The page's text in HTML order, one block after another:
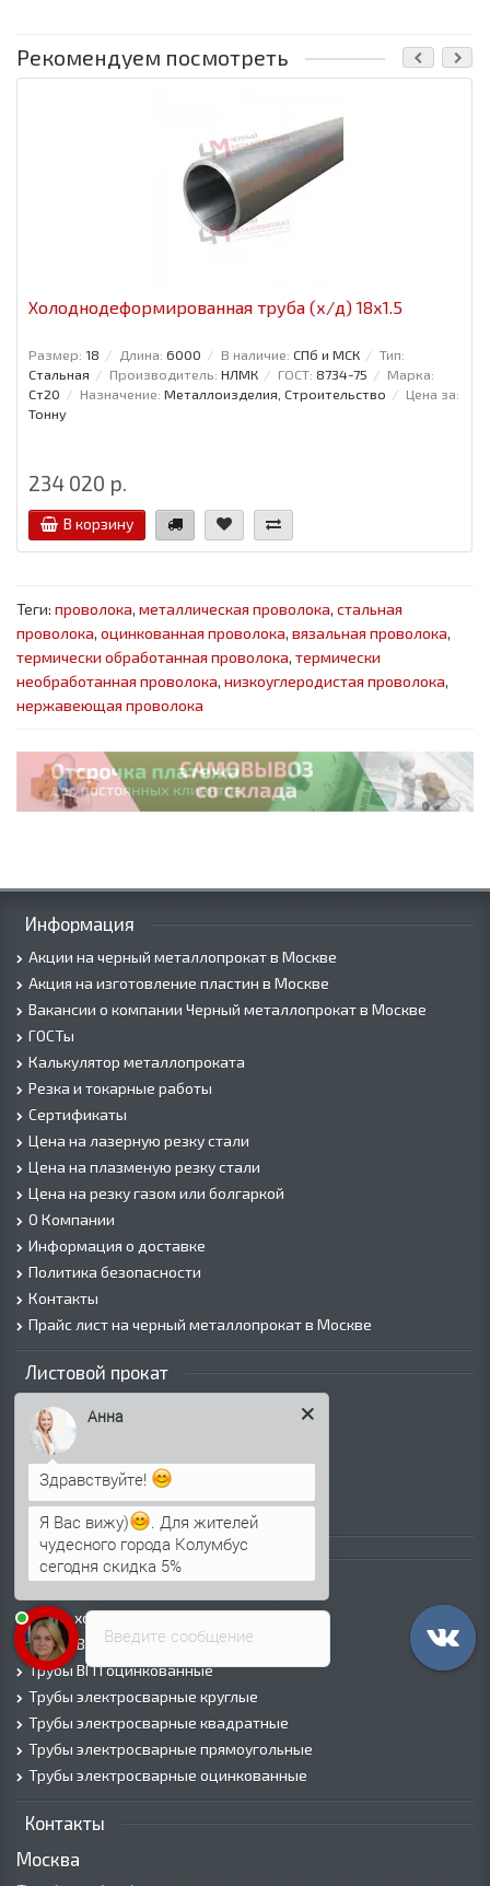
Рекомендуем посмотреть
Холоднодеформированная труба (х/д) 18x1.5
Размер: 18 Длина: 6000 В наличие: СПб и МСК
Тип:
Стальная
Производитель: НЛМК ГОСТ: 8734-75
Марка:
Ст20
Назначение: Металлоизделия, Строительство
Цена за:
Тонну
234 020 р.
В корзину
Теги: проволока, металлическая проволока, стальная
проволока, оцинкованная проволока, вязальная проволока,
термически обработанная проволока, термически
необработанная проволока, низкоуглеродистая проволока,
нержавеющая проволока
Информация
Акции на черный металлопрокат в Москве
Акция на изготовление пластин в Москве
Вакансии о компании Черный металлопрокат в Москве
ГОСТы
Калькулятор металлопроката
Резка и токарные работы
Сертификаты
Цена на лазерную резку стали
Цена на плазменую резку стали
Цена на резку газом или болгаркой
О Компании
Информация о доставке
Политика безопасности
Контакты
Прайс лист на черный металлопрокат в Москве
Листовой прокат
Лист г/к
Лист х/к
Просечно-вытяжной лист (ПВЛ)
Лист рифленый
Лист оцинкованный
Трубы
Труба холоднодеформированная
Трубы ВГП (Водогазопроводные)
Трубы ВГП оцинкованные
Трубы электросварные круглые
Трубы электросварные квадратные
Трубы электросварные прямоугольные
Трубы электросварные оцинкованные
Контакты
Москва
Введите сообщение
Анна
Здравствуйте!
Я Вас вижу)
. Для жителей
чудесного города Колумбус
сегодня скидка 5%